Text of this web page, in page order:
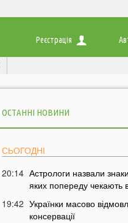
Реєстрація
ОСТАННІ НОВИНИ
СЬОГОДНІ
20:14 Астрологи назвали
яких попереду чекають
19:42 Українки масово
консервації